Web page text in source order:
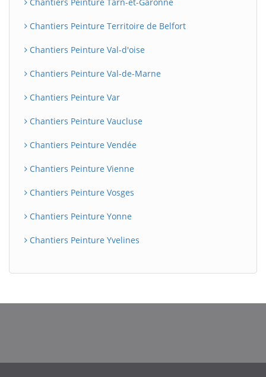
Chantiers Peinture Territoire de Belfort
Chantiers Peinture Val-d'oise
Chantiers Peinture Val-de-Marne
Chantiers Peinture Var
Chantiers Peinture Vaucluse
Chantiers Peinture Vendée
Chantiers Peinture Vienne
Chantiers Peinture Vosges
Chantiers Peinture Yonne
Chantiers Peinture Yvelines
BatiWebPro